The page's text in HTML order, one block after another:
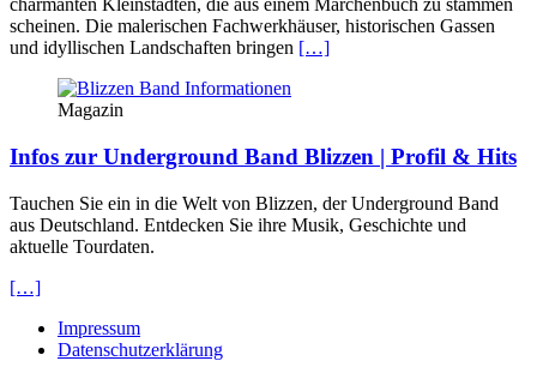
charmanten Kleinstädten, die aus einem Märchenbuch zu stammen
scheinen. Die malerischen Fachwerkhäuser, historischen Gassen
und idyllischen Landschaften bringen […]
Magazin
Infos zur Underground Band Blizzen | Profil & Hits
Tauchen Sie ein in die Welt von Blizzen, der Underground Band
aus Deutschland. Entdecken Sie ihre Musik, Geschichte und
aktuelle Tourdaten.
[…]
Impressum
Datenschutzerklärung